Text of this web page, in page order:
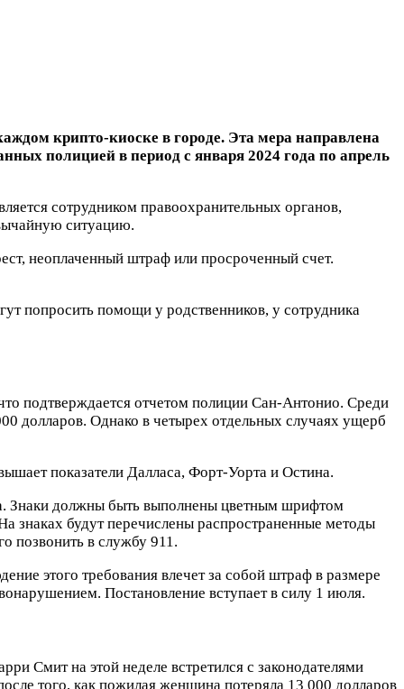
крипто-киоске в городе. Эта мера направлена
полицией в период с января 2024 года по апрель
сотрудником правоохранительных органов,
ситуацию.
неоплаченный штраф или просроченный счет.
попросить помощи у родственников, у сотрудника
подтверждается отчетом полиции Сан-Антонио. Среди
долларов. Однако в четырех отдельных случаях ущерб
показатели Далласа, Форт-Уорта и Остина.
Знаки должны быть выполнены цветным шрифтом
знаках будут перечислены распространенные методы
позвонить в службу 911.
этого требования влечет за собой штраф в размере
Постановление вступает в силу 1 июля.
Смит на этой неделе встретился с законодателями
того, как пожилая женщина потеряла 13 000 долларов